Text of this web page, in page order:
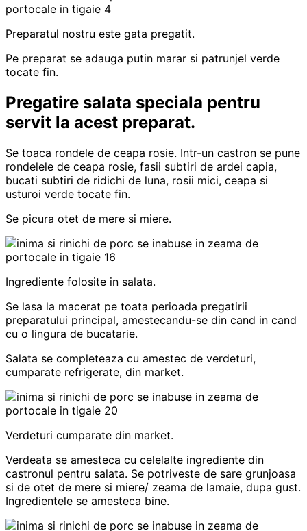
Preparatul nostru este gata pregatit.
Pe preparat se adauga putin marar si patrunjel verde
tocate fin.
Pregatire salata speciala pentru
servit la acest preparat.
Se toaca rondele de ceapa rosie. Intr-un castron se pune
rondelele de ceapa rosie, fasii subtiri de ardei capia,
bucati subtiri de ridichi de luna, rosii mici, ceapa si
usturoi verde tocate fin.
Se picura otet de mere si miere.
Ingrediente folosite in salata.
Se lasa la macerat pe toata perioada pregatirii
preparatului principal, amestecandu-se din cand in cand
cu o lingura de bucatarie.
Salata se completeaza cu amestec de verdeturi,
cumparate refrigerate, din market.
Verdeturi cumparate din market.
Verdeata se amesteca cu celelalte ingrediente din
castronul pentru salata. Se potriveste de sare grunjoasa
si de otet de mere si miere/ zeama de lamaie, dupa gust.
Ingredientele se amesteca bine.